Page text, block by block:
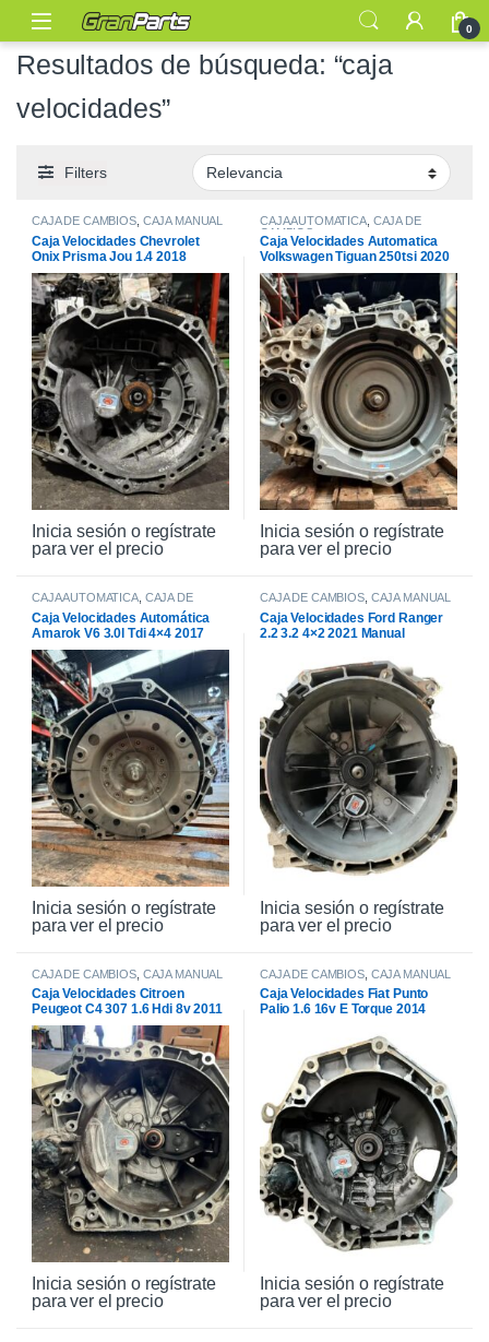
0
Resultados de búsqueda: “caja
velocidades”
Filters
CAJA DE CAMBIOS, CAJA MANUAL
Caja Velocidades Chevrolet
Onix Prisma Jou 1.4 2018
Inicia sesión o regístrate
para ver el precio
CAJA AUTOMATICA, CAJA DE
CAMBIOS
Caja Velocidades Automatica
Volkswagen Tiguan 250tsi 2020
Inicia sesión o regístrate
para ver el precio
CAJA AUTOMATICA, CAJA DE
Caja Velocidades Automática
Amarok V6 3.0l Tdi 4×4 2017
Inicia sesión o regístrate
para ver el precio
CAJA DE CAMBIOS, CAJA MANUAL
Caja Velocidades Ford Ranger
2.2 3.2 4×2 2021 Manual
Inicia sesión o regístrate
para ver el precio
CAJA DE CAMBIOS, CAJA MANUAL
Caja Velocidades Citroen
Peugeot C4 307 1.6 Hdi 8v 2011
Inicia sesión o regístrate
para ver el precio
CAJA DE CAMBIOS, CAJA MANUAL
Caja Velocidades Fiat Punto
Palio 1.6 16v E Torque 2014
Inicia sesión o regístrate
para ver el precio